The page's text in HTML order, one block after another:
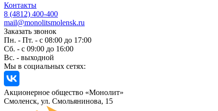
Контакты
8 (4812) 400-400
mail@monolitsmolensk.ru
Заказать звонок
Пн. - Пт. - с 08:00 до 17:00
Сб. - с 09:00 до 16:00
Вс. - выходной
Мы в социальных сетях:
Акционерное общество «Монолит»
Смоленск, ул. Смольянинова, 15